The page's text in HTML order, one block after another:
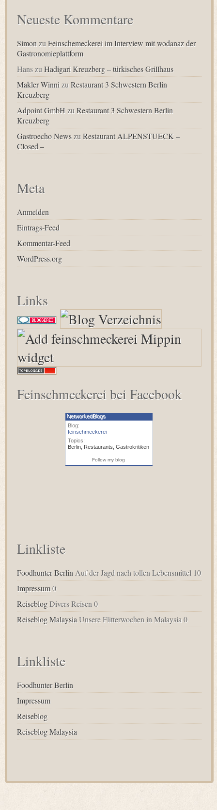
Neueste Kommentare
Simon zuFeinschemeckerei im Interview mit wodanaz der
Gastronomieplattform
Hans zuHadigari Kreuzberg – türkisches Grillhaus
Makler Winni zuRestaurant 3 Schwestern Berlin
Kreuzberg
Adpoint GmbH zuRestaurant 3 Schwestern Berlin
Kreuzberg
Gastroecho News zuRestaurant ALPENSTUECK –
Closed –
Meta
Anmelden
Eintrags-Feed
Kommentar-Feed
WordPress.org
Links
Feinschmeckerei bei Facebook
NetworkedBlogs
Blog:
feinschmeckerei
Topics:
Berlin Restaurants ,Gastrokritiken
Follow my blog
Linkliste
Foodhunter Berlin Auf der Jagd nach tollen Lebensmittel 10
Impressum0
ReiseblogDivers Reisen 0
Reiseblog MalaysiaUnsere Flitterwochen in Malaysia 0
Linkliste
Foodhunter Berlin
Impressum
Reiseblog
Reiseblog Malaysia